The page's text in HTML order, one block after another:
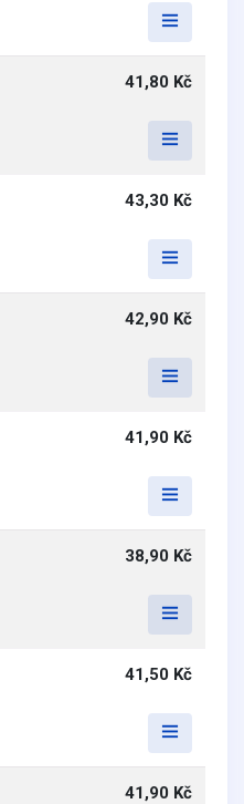
41,80 Kč
43,30 Kč
42,90 Kč
41,90 Kč
38,90 Kč
41,50 Kč
41,90 Kč